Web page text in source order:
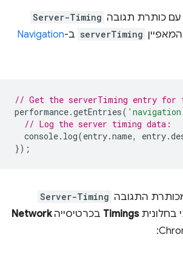
תגובה Server-Timing
serverTiming ב- Navigation
// Get the serverTiming entry
performance.getEntries(
// Log the server timing data:
console.log(entry.name, entry
התגובה Server-Timing
TimingsבכרטיסייהNetwork